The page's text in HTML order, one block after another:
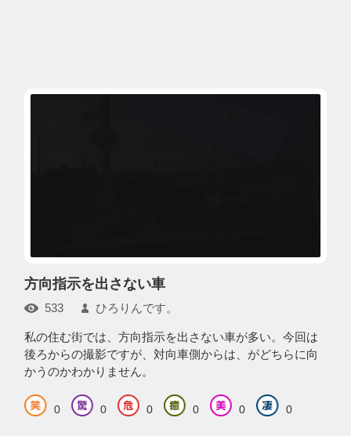
方向指示を出さない車
533 ひろりんです。
私の住む街では、方向指示を出さない車が多い。今回は
後ろからの撮影ですが、対向車側からは、がどちらに向
かうのかわかりません。
0 0 0 0 0 0